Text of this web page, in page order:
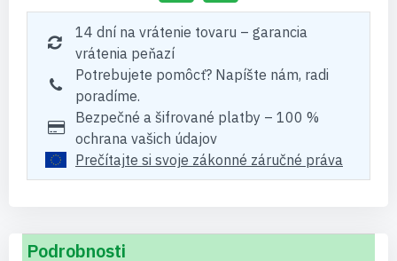
14 dní na vrátenie tovaru – garancia
vrátenia peňazí
Potrebujete pomôcť? Napíšte nám, radi
poradíme.
Bezpečné a šifrované platby – 100 %
ochrana vašich údajov
Prečítajte si svoje zákonné záručné práva
Podrobnosti